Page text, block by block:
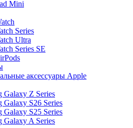
Mini
Series
Ultra
Series SE
аксессуары Apple
Galaxy Z Series
Galaxy S26 Series
Galaxy S25 Series
Galaxy A Series